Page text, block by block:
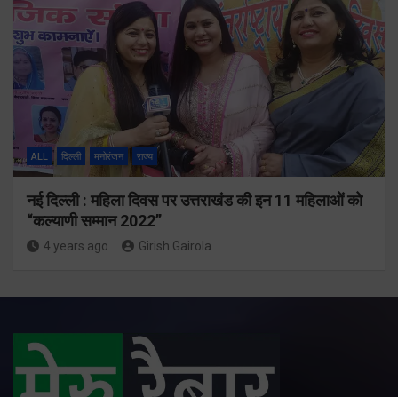
ALL दिल्ली मनोरंजन राज्य
नई दिल्ली : महिला दिवस पर उत्तराखंड की इन 11 महिलाओं को
“कल्याणी सम्मान 2022”
4 years ago Girish Gairola